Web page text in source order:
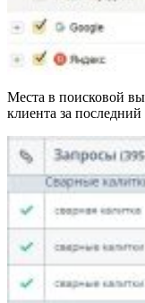
Места в поисковой
клиента за последний